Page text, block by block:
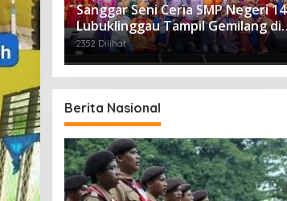
Sanggar Seni Ceria SMP Negeri 14
Lubuklinggau Tampil Gemilang di
Linggau Fest 2025
2352 Dilihat
Berita Nasional